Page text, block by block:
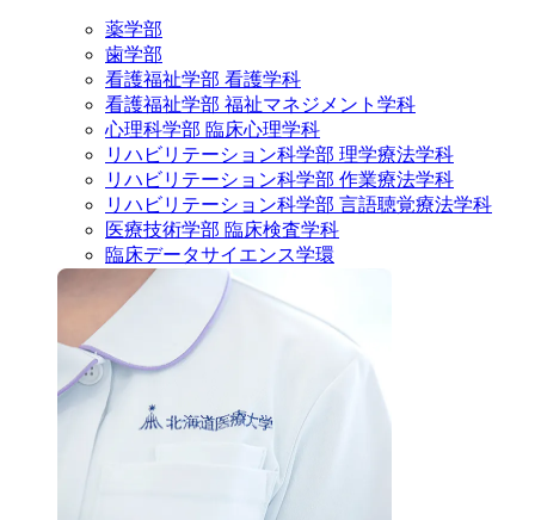
薬学部
歯学部
看護福祉学部 看護学科
看護福祉学部 福祉マネジメント学科
心理科学部 臨床心理学科
リハビリテーション科学部 理学療法学科
リハビリテーション科学部 作業療法学科
リハビリテーション科学部 言語聴覚療法学科
医療技術学部 臨床検査学科
臨床データサイエンス学環